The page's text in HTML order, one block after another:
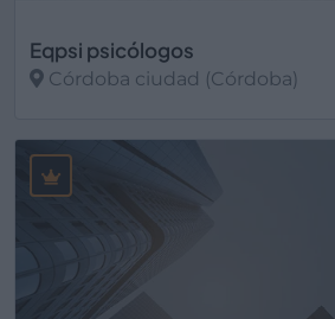
Eqpsi psicólogos
Córdoba ciudad (Córdoba)